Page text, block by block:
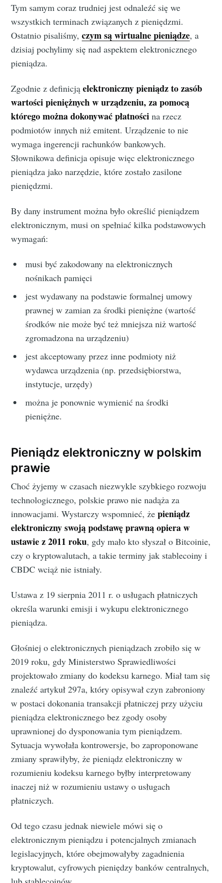
Tym samym coraz trudniej jest odnaleźć się we
wszystkich terminach związanych z pieniędzmi.
Ostatnio pisaliśmy,czym są wirtualne pieniądze, a
dzisiaj pochylimy się nad aspektem elektronicznego
pieniądza.
Zgodnie z definicjąelektroniczny pieniądz to zasób
wartości pieniężnych w urządzeniu, za pomocą
którego można dokonywać płatności na rzecz
podmiotów innych niż emitent. Urządzenie to nie
wymaga ingerencji rachunków bankowych.
Słownikowa definicja opisuje więc elektronicznego
pieniądza jako narzędzie, które zostało zasilone
pieniędzmi.
By dany instrument można było określić pieniądzem
elektronicznym, musi on spełniać kilka podstawowych
wymagań:
musi być zakodowany na elektronicznych
nośnikach pamięci
jest wydawany na podstawie formalnej umowy
prawnej w zamian za środki pieniężne (wartość
środków nie może być też mniejsza niż wartość
zgromadzona na urządzeniu)
jest akceptowany przez inne podmioty niż
wydawca urządzenia (np. przedsiębiorstwa,
instytucje, urzędy)
można je ponownie wymienić na środki
pieniężne.
Pieniądz elektroniczny w polskim
prawie
Choć żyjemy w czasach niezwykle szybkiego rozwoju
technologicznego, polskie prawo nie nadąża za
innowacjami. Wystarczy wspomnieć, żepieniądz
elektroniczny swoją podstawę prawną opiera w
ustawie z 2011 roku, gdy mało kto słyszał o Bitcoinie,
czy o kryptowalutach, a takie terminy jak stablecoiny i
CBDC wciąż nie istniały.
Ustawa z 19 sierpnia 2011 r. o usługach płatniczych
określa warunki emisji i wykupu elektronicznego
pieniądza.
Głośniej o elektronicznych pieniądzach zrobiło się w
2019 roku, gdy Ministerstwo Sprawiedliwości
projektowało zmiany do kodeksu karnego. Miał tam się
znaleźć artykuł 297a, który opisywał czyn zabroniony
w postaci dokonania transakcji płatniczej przy użyciu
pieniądza elektronicznego bez zgody osoby
uprawnionej do dysponowania tym pieniądzem.
Sytuacja wywołała kontrowersje, bo zaproponowane
zmiany sprawiłyby, że pieniądz elektroniczny w
rozumieniu kodeksu karnego byłby interpretowany
inaczej niż w rozumieniu ustawy o usługach
płatniczych.
Od tego czasu jednak niewiele mówi się o
elektronicznym pieniądzu i potencjalnych zmianach
legislacyjnych, które obejmowałyby zagadnienia
kryptowalut, cyfrowych pieniędzy banków centralnych,